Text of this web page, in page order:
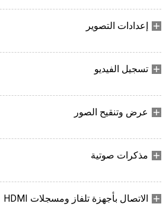
إعدادات التصوير
تسجيل الفيديو
عرض وتنقيح الصور
مذكرات صوتية
الاتصال بأجهزة تلفاز ومسجلات HDMI